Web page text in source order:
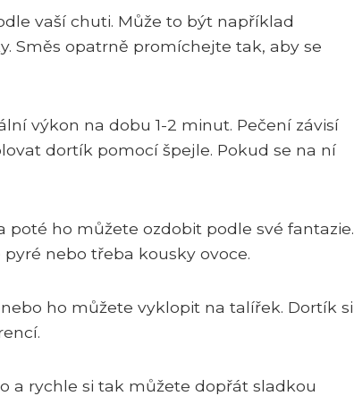
vaší chuti. Může to být například
Směs opatrně promíchejte tak, aby se
výkon na dobu 1-2 minut. Pečení závisí
dortík pomocí špejle. Pokud se na ní
ho můžete ozdobit podle své fantazie.
nebo třeba kousky ovoce.
ho můžete vyklopit na talířek. Dortík si
a rychle si tak můžete dopřát sladkou